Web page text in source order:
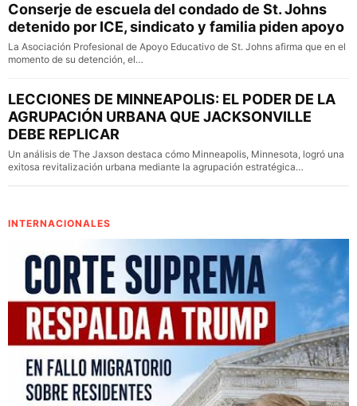
Conserje de escuela del condado de St. Johns
detenido por ICE, sindicato y familia piden apoyo
La Asociación Profesional de Apoyo Educativo de St. Johns afirma que en el
momento de su detención, el…
LECCIONES DE MINNEAPOLIS: EL PODER DE LA
AGRUPACIÓN URBANA QUE JACKSONVILLE
DEBE REPLICAR
Un análisis de The Jaxson destaca cómo Minneapolis, Minnesota, logró una
exitosa revitalización urbana mediante la agrupación estratégica…
INTERNACIONALES